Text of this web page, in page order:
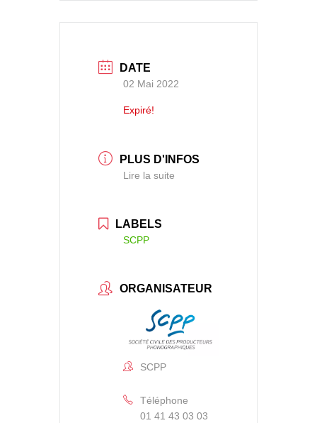
DATE
02 Mai 2022
Expiré!
PLUS D'INFOS
Lire la suite
LABELS
SCPP
ORGANISATEUR
SCPP
Téléphone
01 41 43 03 03